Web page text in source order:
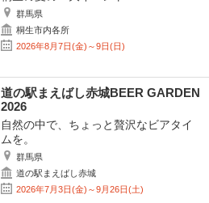
群馬県
桐生市内各所
2026年8月7日(金)～9日(日)
道の駅まえばし赤城BEER GARDEN
2026
自然の中で、ちょっと贅沢なビアタイ
ムを。
群馬県
道の駅まえばし赤城
2026年7月3日(金)～9月26日(土)